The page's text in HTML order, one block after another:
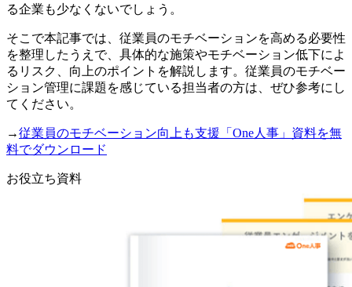
る企業も少なくないでしょう。
そこで本記事では、従業員のモチベーションを高める必要性
を整理したうえで、具体的な施策やモチベーション低下によ
るリスク、向上のポイントを解説します。従業員のモチベー
ション管理に課題を感じている担当者の方は、ぜひ参考にし
てください。
→従業員のモチベーション向上も支援「One人事」資料を無
料でダウンロード
お役立ち資料